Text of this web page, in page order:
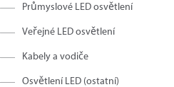
Průmyslové LED osvětlení
Veřejné LED osvětlení
Kabely a vodiče
Osvětlení LED (ostatní)